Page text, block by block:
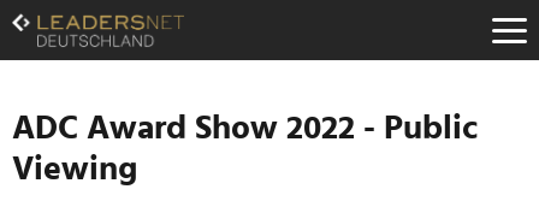
Zum
Inhalt
Zur
Navigation
Zur
Hauptnavigation
ADC Award Show 2022 - Public
Viewing